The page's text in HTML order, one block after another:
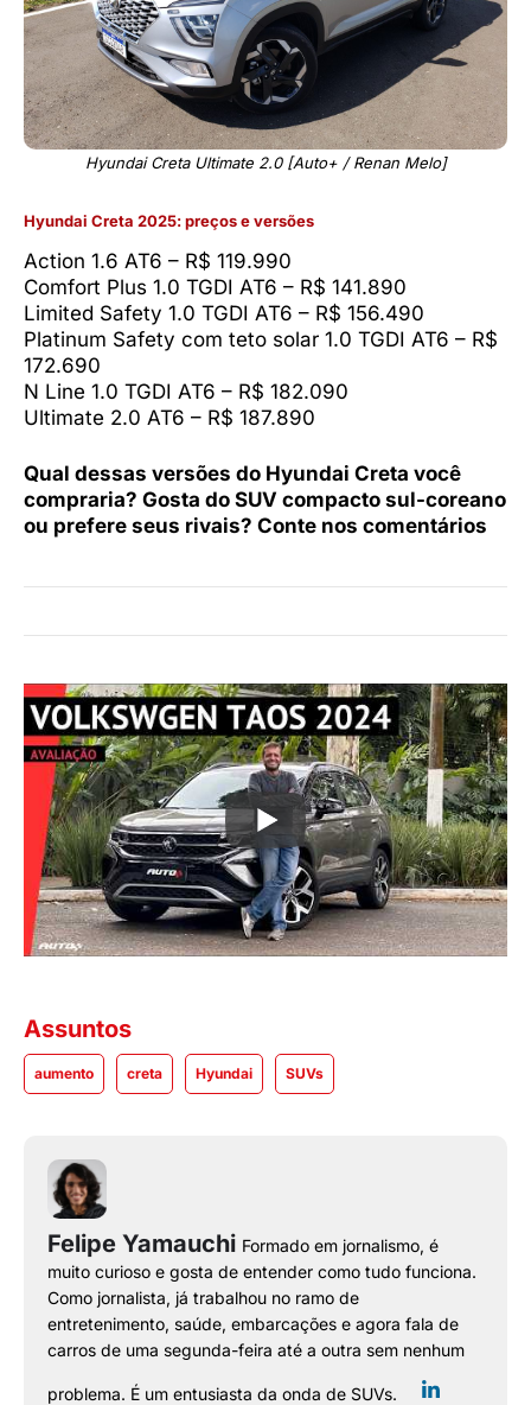
Hyundai Creta Ultimate 2.0 [Auto+ / Renan Melo]
Hyundai Creta 2025: preços e versões
Action 1.6 AT6 – R$ 119.990
Comfort Plus 1.0 TGDI AT6 – R$ 141.890
Limited Safety 1.0 TGDI AT6 – R$ 156.490
Platinum Safety com teto solar 1.0 TGDI AT6 – R$
172.690
N Line 1.0 TGDI AT6 – R$ 182.090
Ultimate 2.0 AT6 – R$ 187.890
Qual dessas versões do Hyundai Creta você
compraria? Gosta do SUV compacto sul-coreano
ou prefere seus rivais? Conte nos comentários
Assuntos
aumento creta Hyundai SUVs
Felipe Yamauchi Formado em jornalismo, é
muito curioso e gosta de entender como tudo funciona.
Como jornalista, já trabalhou no ramo de
entretenimento, saúde, embarcações e agora fala de
carros de uma segunda-feira até a outra sem nenhum
problema. É um entusiasta da onda de SUVs.